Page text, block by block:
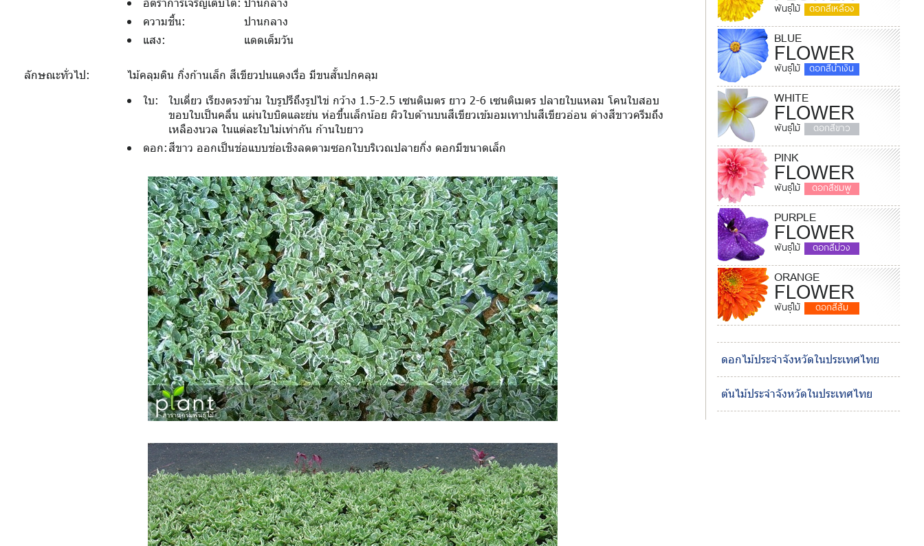
ความชื้น:
ปานกลาง
แสง:
แดดเต็มวัน
ลักษณะทั่วไป:
ไม้คลุมดิน กิ่งก้านเล็ก สีเขียวปนแดงเรื่อ มีขนสั้นปกคลุม
ใบ:
ใบเดี่ยว เรียงตรงข้าม ใบรูปรีถึงรูปไข่ กว้าง 1.5-2.5 เซนติเมตร ยาว 2-6 เซนติเมตร ปลายใบแหลม โคนใบสอบ
ขอบใบเป็นคลื่น แผ่นใบบิดและย่น ห่อขึ้นเล็กน้อย ผิวใบด้านบนสีเขียวเข้มอมเทาปนสีเขียวอ่อน ด่างสีขาวครีมถึง
เหลืองนวล ในแต่ละใบไม่เท่ากัน ก้านใบยาว
ดอก:สีขาว ออกเป็นช่อแบบช่อเชิงลดตามซอกใบบริเวณปลายกิ่ง ดอกมีขนาดเล็ก
พันธุ์ไม้ ดอกสีเหลือง
BLUE
FLOWER
พันธุ์ไม้ ดอกสีน้ำเงิน
WHITE
FLOWER
พันธุ์ไม้ ดอกสีขาว
PINK
FLOWER
พันธุ์ไม้ ดอกสีชมพู
PURPLE
FLOWER
พันธุ์ไม้ ดอกสีม่วง
ORANGE
FLOWER
พันธุ์ไม้ ดอกสีส้ม
ดอกไม้ประจำจังหวัดในประเทศไทย
ต้นไม้ประจำจังหวัดในประเทศไทย